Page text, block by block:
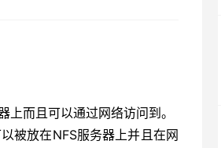
而且可以通过网络访问到。
被放在NFS服务器上并且在网